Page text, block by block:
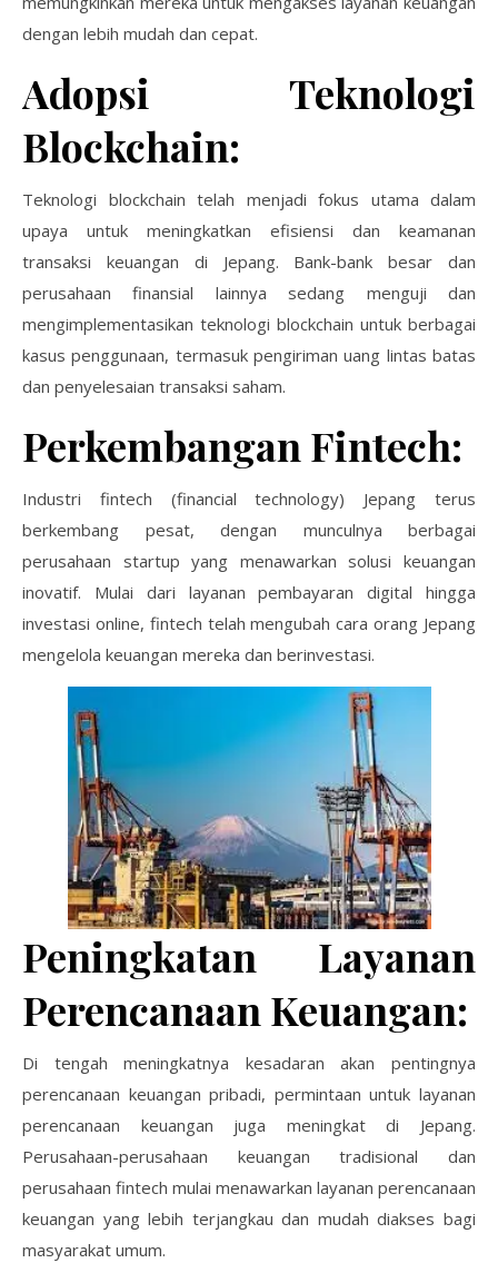
dengan lebih mudah dan cepat.
Adopsi Teknologi
Blockchain:
Teknologi blockchain telah menjadi fokus utama dalam
upaya untuk meningkatkan efisiensi dan keamanan
transaksi keuangan di Jepang. Bank-bank besar dan
perusahaan finansial lainnya sedang menguji dan
mengimplementasikan teknologi blockchain untuk berbagai
kasus penggunaan, termasuk pengiriman uang lintas batas
dan penyelesaian transaksi saham.
Perkembangan Fintech:
Industri fintech (financial technology) Jepang terus
berkembang pesat, dengan munculnya berbagai
perusahaan startup yang menawarkan solusi keuangan
inovatif. Mulai dari layanan pembayaran digital hingga
investasi online, fintech telah mengubah cara orang Jepang
mengelola keuangan mereka dan berinvestasi.
Peningkatan Layanan
Perencanaan Keuangan:
Di tengah meningkatnya kesadaran akan pentingnya
perencanaan keuangan pribadi, permintaan untuk layanan
perencanaan keuangan juga meningkat di Jepang.
Perusahaan-perusahaan keuangan tradisional dan
perusahaan fintech mulai menawarkan layanan perencanaan
keuangan yang lebih terjangkau dan mudah diakses bagi
masyarakat umum.